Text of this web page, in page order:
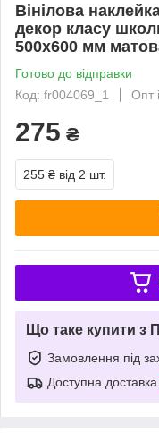
Вінілова
декор класу
500х600 мм
Готово до відправки
Код: fr004069_1
Опт
275 ₴
255 ₴ від 2 шт.
Що таке купити з
Замовлення під
Доступна доставка